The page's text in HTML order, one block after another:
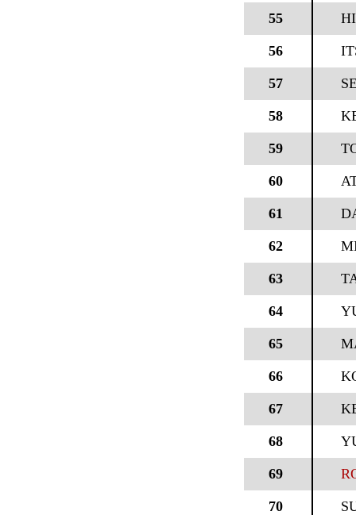
55
56
57
58
59
60
61
62
63
64
65
66
67
68
69
70